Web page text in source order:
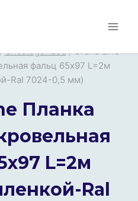
Uncategorized / Grand Line
фальц 65х97 L=2м
Ral 7024-0,5 мм)
Планка
L=2м
Ral